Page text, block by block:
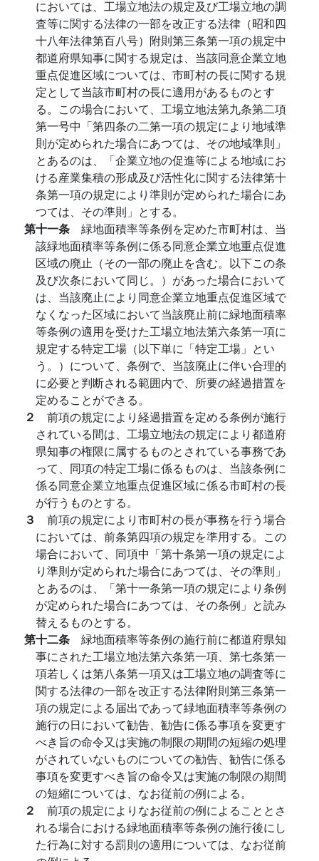
においては、工場立地法の規定及び工場立地の調
査等に関する法律の一部を改正する法律（昭和四
十八年法律第百八号）附則第三条第一項の規定中
都道府県知事に関する規定は、当該同意企業立地
重点促進区域については、市町村の長に関する規
定として当該市町村の長に適用があるものとす
る。この場合において、工場立地法第九条第二項
第一号中「第四条の二第一項の規定により地域準
則が定められた場合にあつては、その地域準則」
とあるのは、「企業立地の促進等による地域にお
ける産業集積の形成及び活性化に関する法律第十
条第一項の規定により準則が定められた場合にあ
つては、その準則」とする。
第十一条 緑地面積率等条例を定めた市町村は、当
該緑地面積率等条例に係る同意企業立地重点促進
区域の廃止（その一部の廃止を含む。以下この条
及び次条において同じ。）があった場合において
は、当該廃止により同意企業立地重点促進区域で
なくなった区域において当該廃止前に緑地面積率
等条例の適用を受けた工場立地法第六条第一項に
規定する特定工場（以下単に「特定工場」とい
う。）について、条例で、当該廃止に伴い合理的
に必要と判断される範囲内で、所要の経過措置を
定めることができる。
２ 前項の規定により経過措置を定める条例が施行
されている間は、工場立地法の規定により都道府
県知事の権限に属するものとされている事務であ
って、同項の特定工場に係るものは、当該条例に
係る同意企業立地重点促進区域に係る市町村の長
が行うものとする。
３ 前項の規定により市町村の長が事務を行う場合
においては、前条第四項の規定を準用する。この
場合において、同項中「第十条第一項の規定によ
り準則が定められた場合にあつては、その準則」
とあるのは、「第十一条第一項の規定により条例
が定められた場合にあつては、その条例」と読み
替えるものとする。
第十二条 緑地面積率等条例の施行前に都道府県知
事にされた工場立地法第六条第一項、第七条第一
項若しくは第八条第一項又は工場立地の調査等に
関する法律の一部を改正する法律附則第三条第一
項の規定による届出であって緑地面積率等条例の
施行の日において勧告、勧告に係る事項を変更す
べき旨の命令又は実施の制限の期間の短縮の処理
がされていないものについての勧告、勧告に係る
事項を変更すべき旨の命令又は実施の制限の期間
の短縮については、なお従前の例による。
２ 前項の規定によりなお従前の例によることとさ
れる場合における緑地面積率等条例の施行後にし
た行為に対する罰則の適用については、なお従前